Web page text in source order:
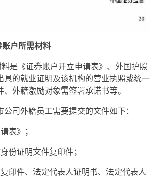
户所需材料
是《证券账户开立申请表》、外国护照
具的就业证明及该机构的营业执照或统一
外籍激励对象需签署承诺书等。
司外籍员工需要提交的文件如下：
表》；
份证明文件复印件；
印件、法定代表人证明书、法定代表人